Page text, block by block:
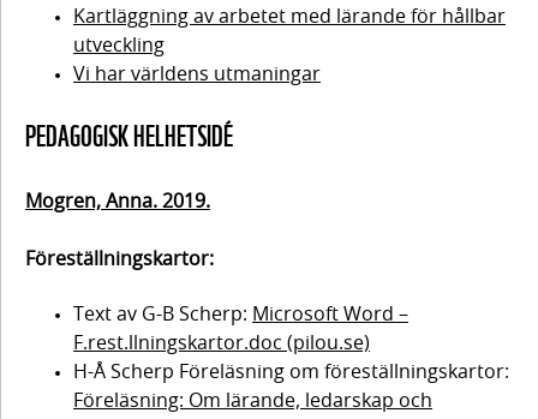
Lärande
(LHU),
rektor?
Agenda
Pedagogisk
helhetsidé
skolans
”vi”
Forskarföreläsning
– hängrännor och
3. Elevers
delaktighet
Kartläggning av arbetet med lärande för hållbar
utveckling
Vi har världens utmaningar
PEDAGOGISK HELHETSIDÉ
Mogren, Anna. 2019.
Föreställningskartor:
Text av G-B Scherp: Microsoft Word –
F.rest.llningskartor.doc (pilou.se)
H-Å Scherp Föreläsning om föreställningskartor:
Föreläsning: Om lärande, ledarskap och